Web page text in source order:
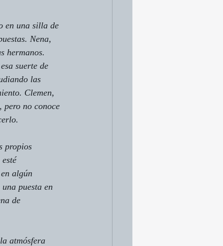
en una silla de
Nena,
hermanos.
suerte de
las
Clemen,
pero no conoce
propios
algún
puesta en
de
atmósfera